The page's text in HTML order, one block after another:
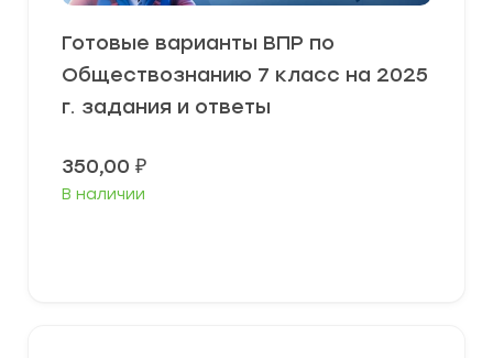
Готовые варианты ВПР по
Обществознанию 7 класс на 2025
г. задания и ответы
350,00 ₽
В наличии